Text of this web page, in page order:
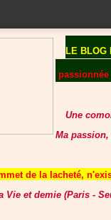
LE BLOG
Une
Ma
de la lacheté,
Vie et demie (Paris -